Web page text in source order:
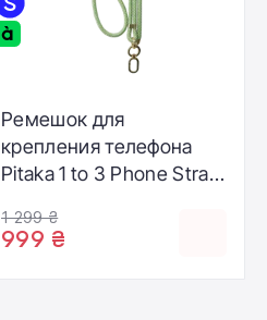
Ремешок для
крепления телефона
Pitaka 1 to 3 Phone Strap
(MSB2402)
1 299 ₴
999 ₴